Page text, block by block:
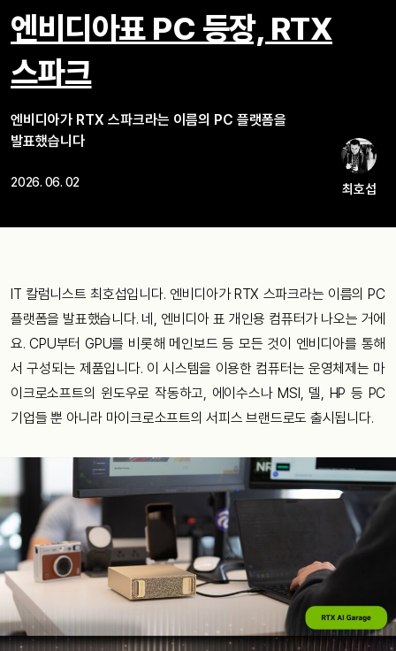
엔비디아표 PC 등장, RTX
스파크
엔비디아가 RTX 스파크라는 이름의 PC 플랫폼을
발표했습니다
2026. 06. 02 최호섭
IT 칼럼니스트 최호섭입니다. 엔비디아가 RTX 스파크라는 이름의 PC
플랫폼을 발표했습니다. 네, 엔비디아 표 개인용 컴퓨터가 나오는 거에
요. CPU부터 GPU를 비롯해 메인보드 등 모든 것이 엔비디아를 통해
서 구성되는 제품입니다. 이 시스템을 이용한 컴퓨터는 운영체제는 마
이크로소프트의 윈도우로 작동하고, 에이수스나 MSI, 델, HP 등 PC
기업들 뿐 아니라 마이크로소프트의 서피스 브랜드로도 출시됩니다.